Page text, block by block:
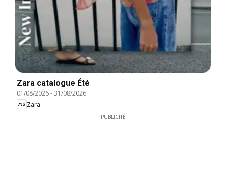
Zara catalogue Été
01/08/2026-31/08/2026
Zara
PUBLICITÉ